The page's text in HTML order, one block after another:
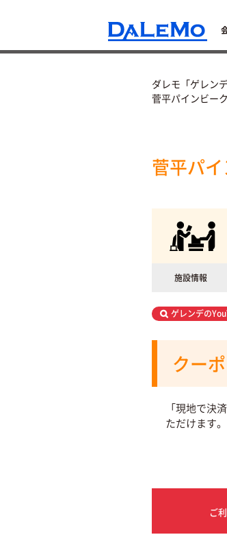
ダレモ「ゲレンデ
菅平パインビー
菅平パ
施設情報
ゲレンデの
クー
「現地で決
ただけます
ご